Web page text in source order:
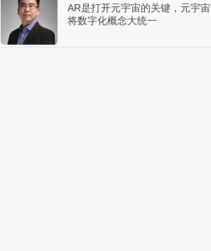
AR是打开元宇宙的关键，元宇宙
将数字化概念大统一